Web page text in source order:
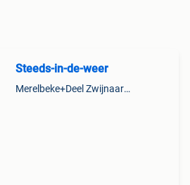
Steeds-in-de-weer
Merelbeke+Deel Zwijnaarde